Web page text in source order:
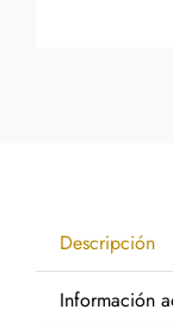
Descripción
Información